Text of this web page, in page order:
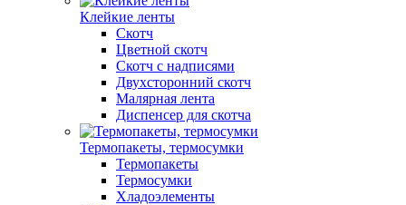
Клейкие ленты
Скотч
Цветной скотч
Скотч с надписями
Двухсторонний скотч
Малярная лента
Диспенсер для скотча
Термопакеты, термосумки
Термопакеты
Термосумки
Хладоэлементы